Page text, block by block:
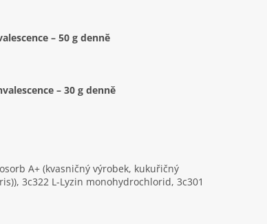
– 50 g denně
– 30 g denně
A+ (kvasničný výrobek, kukuřičný
3c322 L-Lyzin monohydrochlorid, 3c301